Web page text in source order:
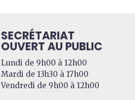
SECRÉTARIAT
OUVERT AU PUBLIC
Lundi de 9h00 à 12h00
Mardi de 13h30 à 17h00
Vendredi de 9h00 à 12h00